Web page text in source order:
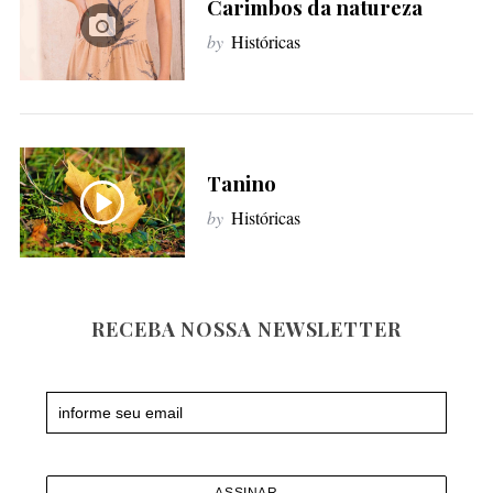
f
o
r
Carimbos da natureza
by Históricas
Tanino
by Históricas
RECEBA NOSSA NEWSLETTER